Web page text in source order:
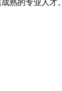
熟的专业人才。